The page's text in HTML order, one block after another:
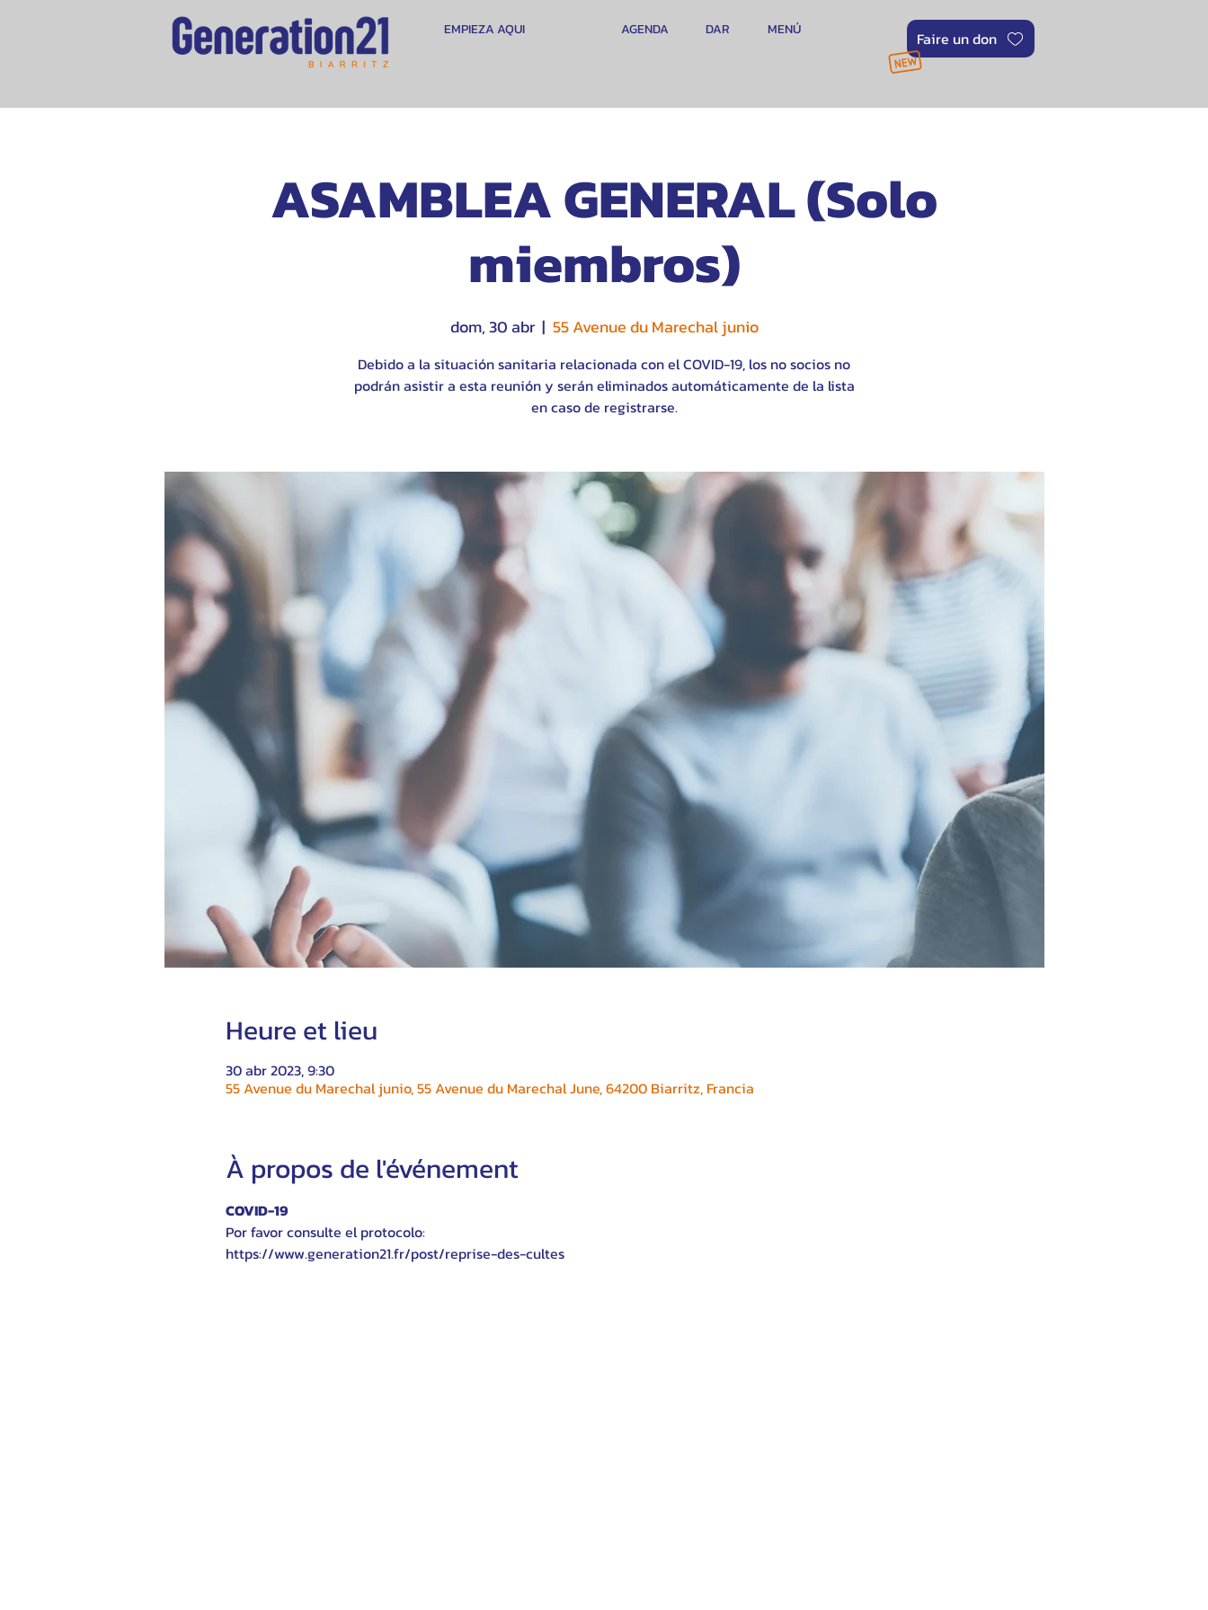
EMPIEZA AQUI DAR MENÚ
AGENDA Faire un don
ASAMBLEA GENERAL (Solo
miembros)
dom, 30 abr
  |
55 Avenue du Marechal junio
Debido a la situación sanitaria relacionada con el COVID-19, los no socios no
podrán asistir a esta reunión y serán eliminados automáticamente de la lista
en caso de registrarse.
Heure et lieu
30 abr 2023, 9:30
55 Avenue du Marechal junio, 55 Avenue du Marechal June, 64200 Biarritz, Francia
À propos de l'événement
COVID-19
Por favor consulte el protocolo:
https://www.generation21.fr/post/reprise-des-cultes